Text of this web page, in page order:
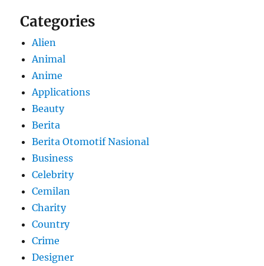
Categories
Alien
Animal
Anime
Applications
Beauty
Berita
Berita Otomotif Nasional
Business
Celebrity
Cemilan
Charity
Country
Crime
Designer